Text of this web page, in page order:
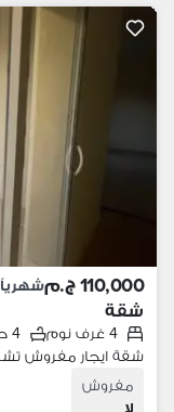
110,000 ج.م شهرياً
شقة
4 غرف نوم 4 حمامات
مفروش
لا